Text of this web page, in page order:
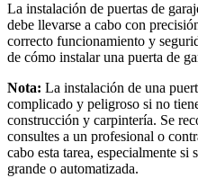
La instalación de puertas de
debe llevarse a cabo con
correcto funcionamiento y
de cómo instalar una puerta de
Nota: La instalación de una
complicado y peligroso si no
construcción y carpintería. Se
consultes a un profesional o
cabo esta tarea, especialmente si
grande o automatizada.